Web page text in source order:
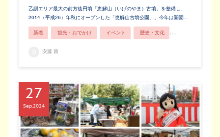
乙訓エリア最大の前方後円墳「恵解山（いげのやま）古墳」を整備し、
2014（平成26）年秋にオープンした「恵解山古墳公園」。今年は開園…
新着 観光・おでかけ イベント 歴史・文化
安藤 茜
27
Sep2024